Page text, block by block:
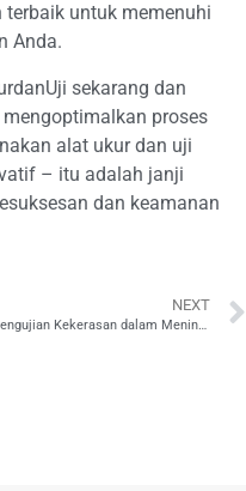
untuk memenuhi
Anda.
sekarang dan
proses
alat ukur dan uji
– itu adalah janji
dan keamanan
NEXT
Pengujian Kekerasan dalam Meningkatkan Keamanan Produk Tembaga